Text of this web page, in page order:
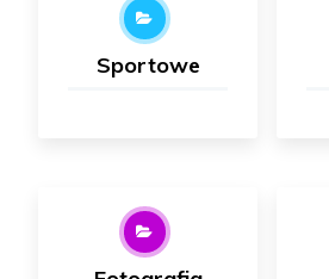
Sportowe